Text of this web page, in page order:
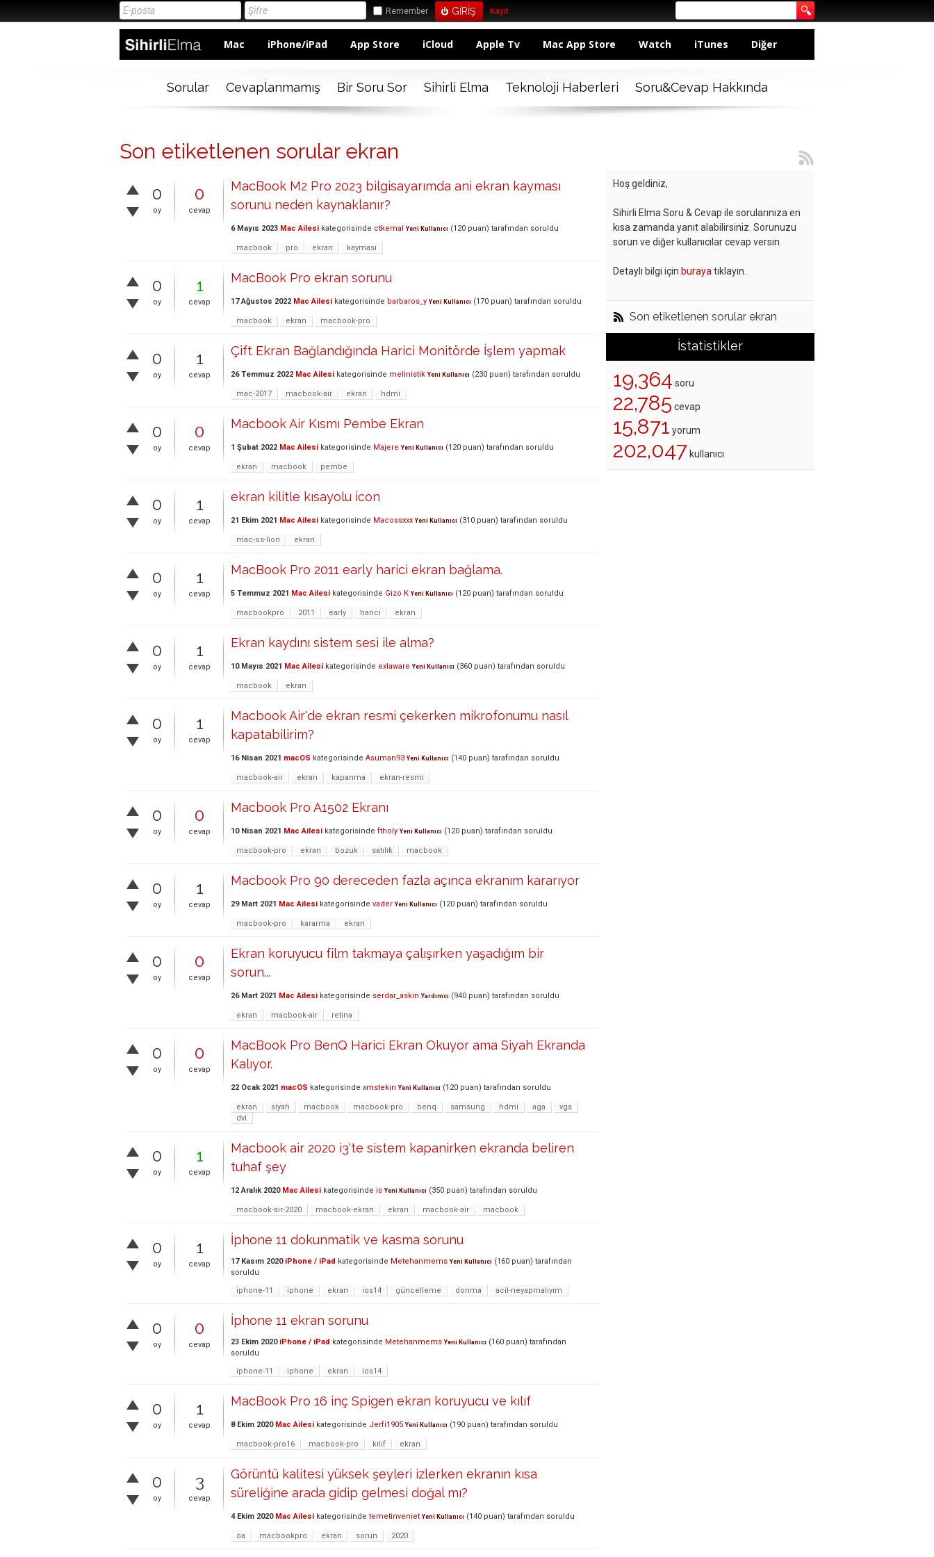
Remember Kayıt
Mac iPhone/iPad App Store iCloud Apple Tv Mac App Store Watch iTunes Diğer
Sorular Cevaplanmamış Bir Soru Sor Sihirli Elma Teknoloji Haberleri Soru&Cevap Hakkında
Son etiketlenen sorular ekran
0
oy
0
cevap
MacBook M2 Pro 2023 bilgisayarımda ani ekran kayması
sorunu neden kaynaklanır?
6 Mayıs 2023 Mac Ailesi kategorisinde ctkemal Yeni Kullanıcı (120 puan) tarafından soruldu
macbook pro ekran kayması
0
oy
1
cevap
MacBook Pro ekran sorunu
17 Ağustos 2022 Mac Ailesi kategorisinde barbaros_y Yeni Kullanıcı (170 puan) tarafından soruldu
macbook ekran macbook-pro
0
oy
1
cevap
Çift Ekran Bağlandığında Harici Monitörde İşlem yapmak
26 Temmuz 2022 Mac Ailesi kategorisinde melinistik Yeni Kullanıcı (230 puan) tarafından soruldu
mac-2017 macbook-air ekran hdmi
0
oy
0
cevap
Macbook Air Kısmı Pembe Ekran
1 Şubat 2022 Mac Ailesi kategorisinde Majere Yeni Kullanıcı (120 puan) tarafından soruldu
ekran macbook pembe
0
oy
1
cevap
ekran kilitle kısayolu icon
21 Ekim 2021 Mac Ailesi kategorisinde Macossxxx Yeni Kullanıcı (310 puan) tarafından soruldu
mac-os-lion ekran
0
oy
1
cevap
MacBook Pro 2011 early harici ekran bağlama.
5 Temmuz 2021 Mac Ailesi kategorisinde Gizo K Yeni Kullanıcı (120 puan) tarafından soruldu
macbookpro 2011 early harici ekran
0
oy
1
cevap
Ekran kaydını sistem sesi ile alma?
10 Mayıs 2021 Mac Ailesi kategorisinde exlaware Yeni Kullanıcı (360 puan) tarafından soruldu
macbook ekran
0
oy
1
cevap
Macbook Air'de ekran resmi çekerken mikrofonumu nasıl
kapatabilirim?
16 Nisan 2021 macOS kategorisinde Asuman93 Yeni Kullanıcı (140 puan) tarafından soruldu
macbook-air ekran kapanma ekran-resmi
0
oy
0
cevap
Macbook Pro A1502 Ekranı
10 Nisan 2021 Mac Ailesi kategorisinde ftholy Yeni Kullanıcı (120 puan) tarafından soruldu
macbook-pro ekran bozuk satılık macbook
0
oy
1
cevap
Macbook Pro 90 dereceden fazla açınca ekranım kararıyor
29 Mart 2021 Mac Ailesi kategorisinde vader Yeni Kullanıcı (120 puan) tarafından soruldu
macbook-pro kararma ekran
0
oy
0
cevap
Ekran koruyucu film takmaya çalışırken yaşadığım bir
sorun...
26 Mart 2021 Mac Ailesi kategorisinde serdar_askin Yardımcı (940 puan) tarafından soruldu
ekran macbook-air retina
0
oy
0
cevap
MacBook Pro BenQ Harici Ekran Okuyor ama Siyah Ekranda
Kalıyor.
22 Ocak 2021 macOS kategorisinde xmstekin Yeni Kullanıcı (120 puan) tarafından soruldu
ekran siyah macbook macbook-pro benq samsung hdmi aga
vga
dvi
0
oy
1
cevap
Macbook air 2020 i3'te sistem kapanirken ekranda beliren
tuhaf şey
12 Aralık 2020 Mac Ailesi kategorisinde is Yeni Kullanıcı (350 puan) tarafından soruldu
macbook-air-2020 macbook-ekran ekran macbook-air macbook
0
oy
1
cevap
İphone 11 dokunmatik ve kasma sorunu
17 Kasım 2020 iPhone / iPad kategorisinde Metehanmems Yeni Kullanıcı (160 puan) tarafından
soruldu
iphone-11
iphone ekran ios14 güncelleme donma acil-neyapmalıyım
0
oy
0
cevap
İphone 11 ekran sorunu
23 Ekim 2020 iPhone / iPad kategorisinde Metehanmems Yeni Kullanıcı (160 puan) tarafından
soruldu
iphone-11
iphone ekran ios14
0
oy
1
cevap
MacBook Pro 16 inç Spigen ekran koruyucu ve kılıf
8 Ekim 2020 Mac Ailesi kategorisinde Jerfi1905 Yeni Kullanıcı (190 puan) tarafından soruldu
macbook-pro16 macbook-pro kılıf ekran
0
oy
3
cevap
Görüntü kalitesi yüksek şeyleri izlerken ekranın kısa
süreliğine arada gidip gelmesi doğal mı?
4 Ekim 2020 Mac Ailesi kategorisinde temetinveniet Yeni Kullanıcı (140 puan) tarafından soruldu
öa macbookpro ekran sorun 2020
Hoş geldiniz,
Sihirli Elma Soru & Cevap ile sorularınıza en
kısa zamanda yanıt alabilirsiniz. Sorunuzu
sorun ve diğer kullanıcılar cevap versin.
Detaylı bilgi için buraya tıklayın.
Son etiketlenen sorular ekran
İstatistikler
19,364 soru
22,785 cevap
15,871 yorum
202,047 kullanıcı